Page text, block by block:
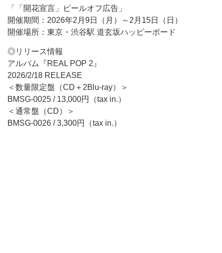
「「開花宣言」ピールオフ広告」
開催期間：2026年2月9日（月）～2月15日（日）
開催場所：東京・渋谷駅 道玄坂ハッピーボード
◎リリース情報
アルバム『REAL POP 2』
2026/2/18 RELEASE
＜数量限定盤（CD＋2Blu-ray）＞
BMSG-0025 / 13,000円（tax in.）
＜通常盤（CD）＞
BMSG-0026 / 3,300円（tax in.）